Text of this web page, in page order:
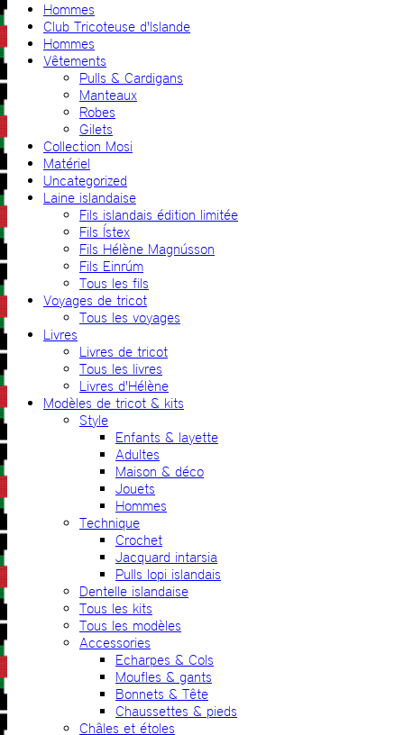
Hommes
Club Tricoteuse d'Islande
Hommes
Vêtements
Pulls & Cardigans
Manteaux
Robes
Gilets
Collection Mosi
Matériel
Uncategorized
Laine islandaise
Fils islandais édition limitée
Fils Ístex
Fils Hélène Magnússon
Fils Einrúm
Tous les fils
Voyages de tricot
Tous les voyages
Livres
Livres de tricot
Tous les livres
Livres d'Hélène
Modèles de tricot & kits
Style
Enfants & layette
Adultes
Maison & déco
Jouets
Hommes
Technique
Crochet
Jacquard intarsia
Pulls lopi islandais
Dentelle islandaise
Tous les kits
Tous les modèles
Accessories
Echarpes & Cols
Moufles & gants
Bonnets & Tête
Chaussettes & pieds
Châles et étoles